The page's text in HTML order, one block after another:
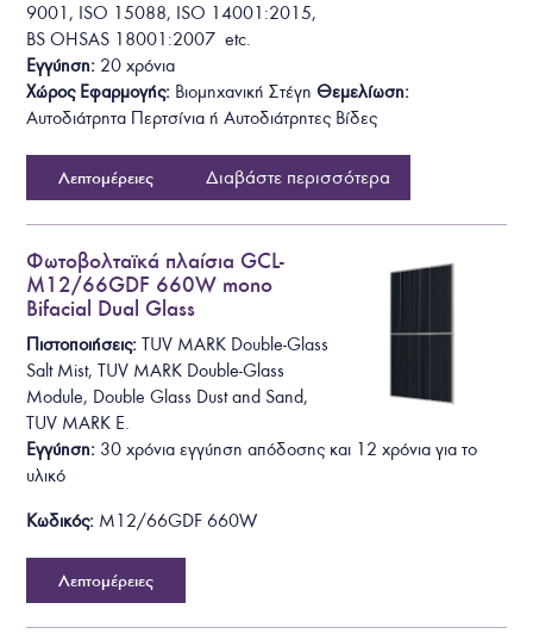
9001, ISO 15088, ISO 14001:2015,
BS OHSAS 18001:2007 etc.
Εγγύηση: 20 χρόνια
Χώρος Εφαρμογής: Βιομηχανική Στέγη Θεμελίωση:
Αυτοδιάτρητα Περτσίνια ή Αυτοδιάτρητες Βίδες
Λεπτομέρειες Διαβάστε περισσότερα
Φωτοβολταϊκά πλαίσια GCL-
M12/66GDF 660W mono
Bifacial Dual Glass
Πιστοποιήσεις:TUV MARK Double-Glass
Salt Mist, TUV MARK Double-Glass
Module, Double Glass Dust and Sand,
TUV MARK E.
Εγγύηση: 30 χρόνια εγγύηση απόδοσης και 12 χρόνια για το
υλικό
Κωδικός: M12/66GDF 660W
Λεπτομέρειες